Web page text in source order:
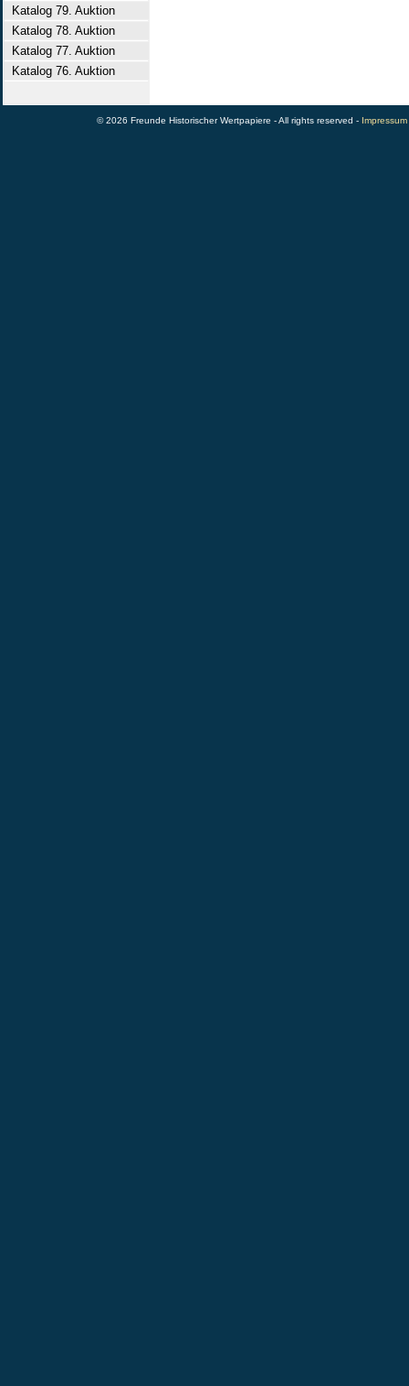
Katalog 79. Auktion
Katalog 78. Auktion
Katalog 77. Auktion
Katalog 76. Auktion
© 2026 Freunde Historischer Wertpapiere - All rights reserved - Impressum